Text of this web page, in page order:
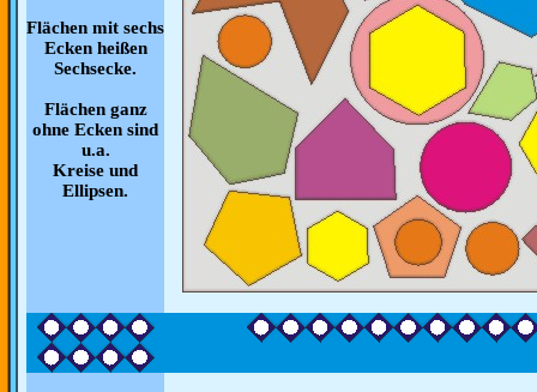
Flächen mit sechs
Ecken heißen
Sechsecke.
Flächen ganz
ohne Ecken sind
u.a.
Kreise und
Ellipsen.